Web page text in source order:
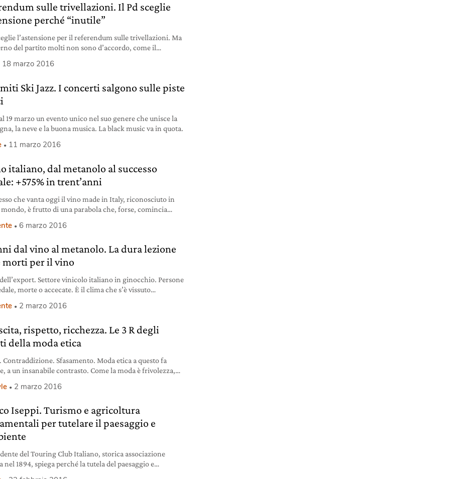
sulle trivellazioni. Il Pd sceglie
perché “inutile”
l’astensione per il referendum sulle trivellazioni. Ma
del partito molti non sono d’accordo, come il
18 marzo 2016
Ski Jazz. I concerti salgono sulle piste
19 marzo un evento unico nel suo genere che unisce la
la neve e la buona musica. La black music va in quota.
11 marzo 2016
italiano, dal metanolo al successo
+575% in trent’anni
che vanta oggi il vino made in Italy, riconosciuto in
è frutto di una parabola che, forse, comincia
(23 vittime e decine di intossicati). Dal vino al
6 marzo 2016
dal vino al metanolo. La dura lezione
morti per il vino
Settore vinicolo italiano in ginocchio. Persone
morte o accecate. È il clima che s’è vissuto
al vino italiano. Un colpo non mortale, però. Grazie
ritrovato,
2 marzo 2016
rispetto, ricchezza. Le 3 R degli
della moda etica
Sfasamento. Moda etica a questo fa
a un insanabile contrasto. Come la moda è frivolezza,
termini sembrano più in antitesi? La sintesi invece la sta
al motto #ingoodwetrust che promuove la riconciliazione
2 marzo 2016
Iseppi. Turismo e agricoltura
per tutelare il paesaggio e
del Touring Club Italiano, storica associazione
nel 1894, spiega perché la tutela del paesaggio e